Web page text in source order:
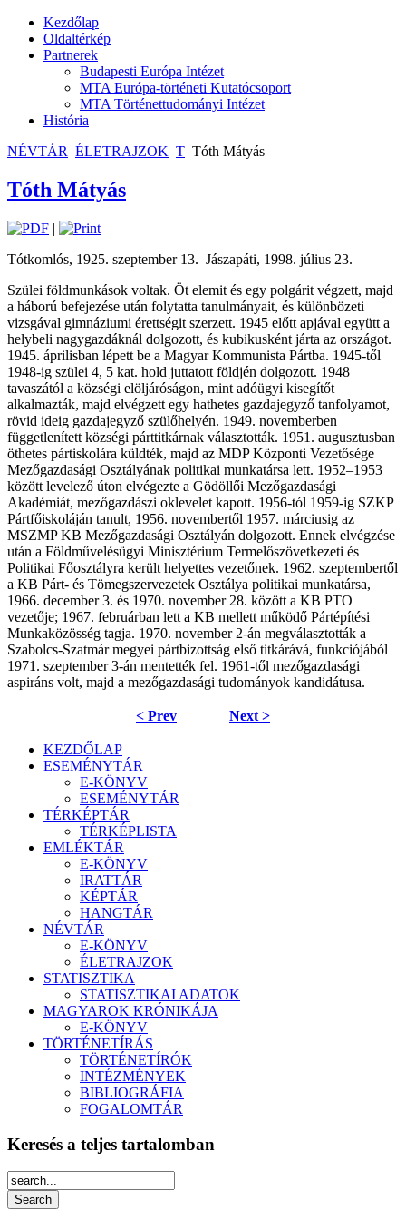
Kezdőlap
Oldaltérkép
Partnerek
Budapesti Európa Intézet
MTA Európa-történeti Kutatócsoport
MTA Történettudományi Intézet
História
NÉVTÁR ÉLETRAJZOK T Tóth Mátyás
Tóth Mátyás
|
Tótkomlós, 1925. szeptember 13.–Jászapáti, 1998. július 23.
Szülei földmunkások voltak. Öt elemit és egy polgárit végzett, majd
a háború befejezése után folytatta tanulmányait, és különbözeti
vizsgával gimnáziumi érettségit szerzett. 1945 előtt apjával együtt a
helybeli nagygazdáknál dolgozott, és kubikusként járta az országot.
1945. áprilisban lépett be a Magyar Kommunista Pártba. 1945-től
1948-ig szülei 4, 5 kat. hold juttatott földjén dolgozott. 1948
tavaszától a községi elöljáróságon, mint adóügyi kisegítőt
alkalmazták, majd elvégzett egy hathetes gazdajegyző tanfolyamot,
rövid ideig gazdajegyző szülőhelyén. 1949. novemberben
függetlenített községi párttitkárnak választották. 1951. augusztusban
öthetes pártiskolára küldték, majd az MDP Központi Vezetősége
Mezőgazdasági Osztályának politikai munkatársa lett. 1952–1953
között levelező úton elvégezte a Gödöllői Mezőgazdasági
Akadémiát, mezőgazdászi oklevelet kapott. 1956-tól 1959-ig SZKP
Pártfőiskoláján tanult, 1956. novembertől 1957. márciusig az
MSZMP KB Mezőgazdasági Osztályán dolgozott. Ennek elvégzése
után a Földművelésügyi Minisztérium Termelőszövetkezeti és
Politikai Főosztályra került helyettes vezetőnek. 1962. szeptembertől
a KB Párt- és Tömegszervezetek Osztálya politikai munkatársa,
1966. december 3. és 1970. november 28. között a KB PTO
vezetője; 1967. februárban lett a KB mellett működő Pártépítési
Munkaközösség tagja. 1970. november 2-án megválasztották a
Szabolcs-Szatmár megyei pártbizottság első titkárává, funkciójából
1971. szeptember 3-án mentették fel. 1961-től mezőgazdasági
aspiráns volt, majd a mezőgazdasági tudományok kandidátusa.
< Prev Next >
KEZDŐLAP
ESEMÉNYTÁR
E-KÖNYV
ESEMÉNYTÁR
TÉRKÉPTÁR
TÉRKÉPLISTA
EMLÉKTÁR
E-KÖNYV
IRATTÁR
KÉPTÁR
HANGTÁR
NÉVTÁR
E-KÖNYV
ÉLETRAJZOK
STATISZTIKA
STATISZTIKAI ADATOK
MAGYAROK KRÓNIKÁJA
E-KÖNYV
TÖRTÉNETÍRÁS
TÖRTÉNETÍRÓK
INTÉZMÉNYEK
BIBLIOGRÁFIA
FOGALOMTÁR
Keresés a teljes tartalomban